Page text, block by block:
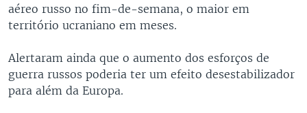
aéreo russo no fim-de-semana, o maior em
território ucraniano em meses.
Alertaram ainda que o aumento dos esforços de
guerra russos poderia ter um efeito desestabilizador
para além da Europa.